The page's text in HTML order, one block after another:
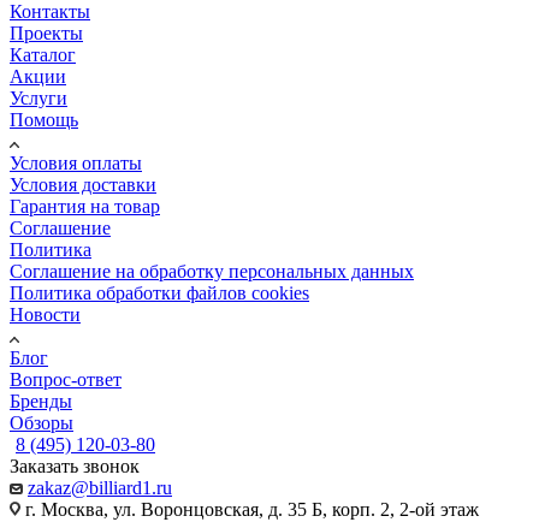
Контакты
Проекты
Каталог
Акции
Услуги
Помощь
Условия оплаты
Условия доставки
Гарантия на товар
Соглашение
Политика
Соглашение на обработку персональных данных
Политика обработки файлов cookies
Новости
Блог
Вопрос-ответ
Бренды
Обзоры
8 (495) 120-03-80
Заказать звонок
zakaz@billiard1.ru
г. Москва, ул. Воронцовская, д. 35 Б, корп. 2, 2-ой этаж